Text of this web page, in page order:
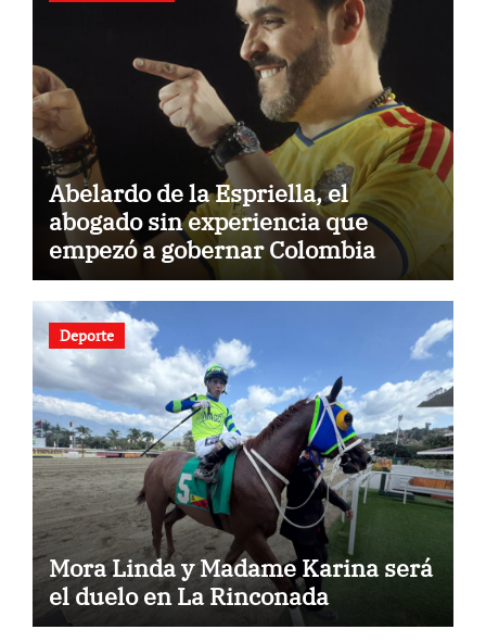
Abelardo de la Espriella, el
abogado sin experiencia que
empezó a gobernar Colombia
Deporte
Mora Linda y Madame Karina será
el duelo en La Rinconada